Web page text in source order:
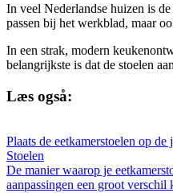
In veel Nederlandse huizen is
passen bij het werkblad, maar
In een strak, modern
belangrijkste is dat de stoelen
Læs også:
Plaats de eetkamerstoelen op
Stoelen
De manier waarop je
aanpassingen een groot